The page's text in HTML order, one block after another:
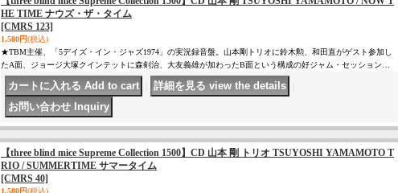
HE TIME ナウズ・ザ・タイム
[CMRS 123]
1,580円(税込)
★TBM主催、「5デイズ・イン・ジャズ1974」の実況録音盤。山本剛トリオに鈴木勲、和田直がゲスト参加し
たA面、ジョージ大塚クインテットに森剣治、大友義雄が加わったB面という構成の好ジャム・セッション…
【three blind mice Supreme Collection 1500】CD 山本 剛 トリオ TSUYOSHI YAMAMOTO T
RIO / SUMMERTIME サマータイム
[CMRS 40]
1,580円(税込)